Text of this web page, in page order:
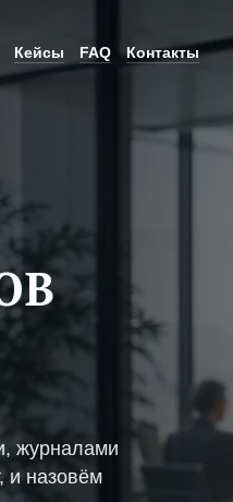
Кейсы FAQ Контакты
журналами
и назовём